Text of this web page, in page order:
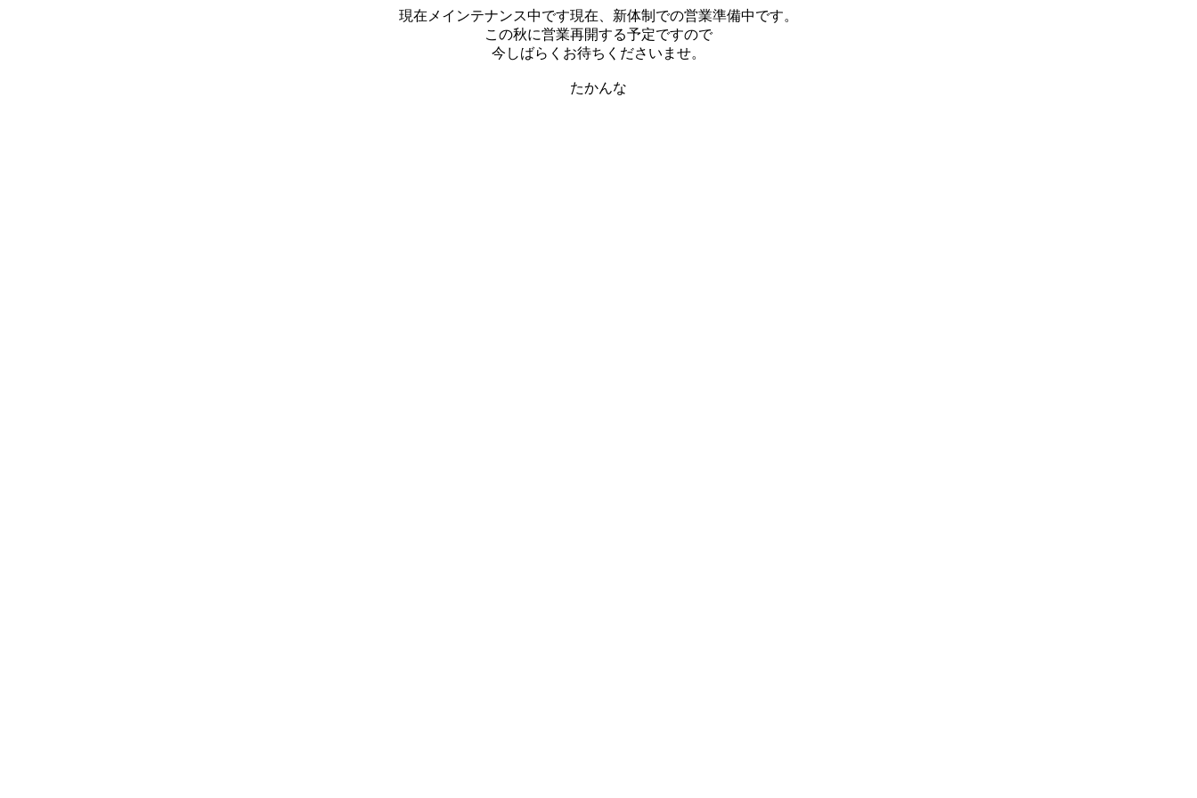
現在メインテナンス中です現在、新体制での営業準備中です。
この秋に営業再開する予定ですので
今しばらくお待ちくださいませ。
たかんな